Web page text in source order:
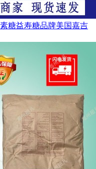
糖益寿糖品牌美国嘉吉